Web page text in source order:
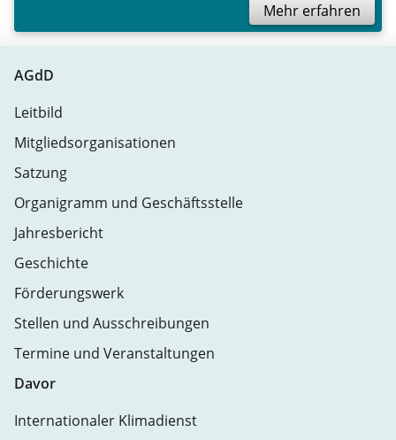
Mehr erfahren
AGdD
Leitbild
Mitgliedsorganisationen
Satzung
Organigramm und Geschäftsstelle
Jahresbericht
Geschichte
Förderungswerk
Stellen und Ausschreibungen
Termine und Veranstaltungen
Davor
Internationaler Klimadienst